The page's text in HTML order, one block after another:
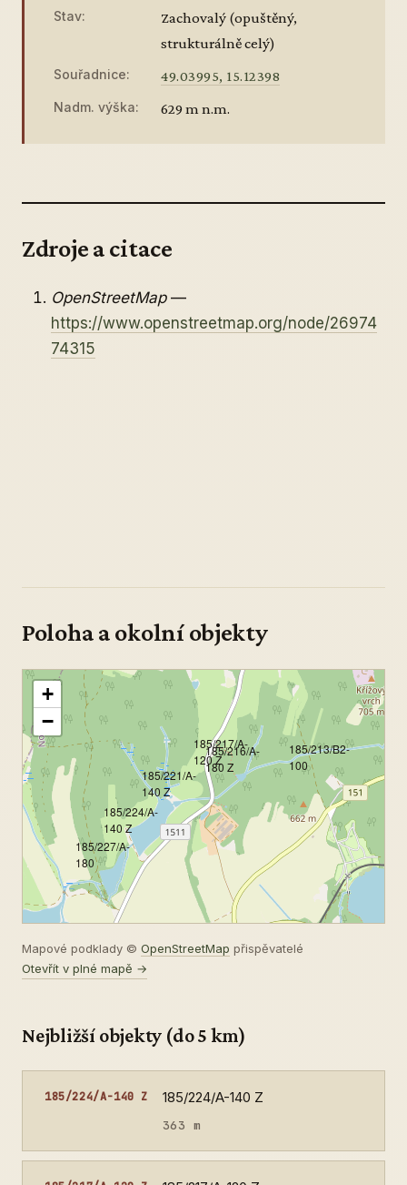
Stav:
Zachovalý (opuštěný,
strukturálně celý)
Souřadnice: 49.03995, 15.12398
Nadm. výška: 629 m n.m.
Zdroje a citace
OpenStreetMap—
https://www.openstreetmap.org/node/26974
74315
Poloha a okolní objekty
185/221/A-
140 Z
185/224/A-
140 Z
185/217/A-
120 Z
185/216/A-
180 Z
185/227/A-
180
185/213/B2-
100
+
−
Mapové podklady © OpenStreetMap přispěvatelé
Otevřít v plné mapě →
Nejbližší objekty (do 5 km)
185/224/A-140 Z 185/224/A-140 Z
363 m